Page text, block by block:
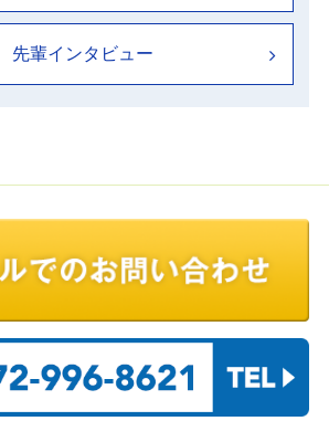
先輩インタビュー